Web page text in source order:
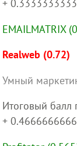
+
EMAILMATRIX
Realweb (0.72)
Умный
Итоговый балл
+